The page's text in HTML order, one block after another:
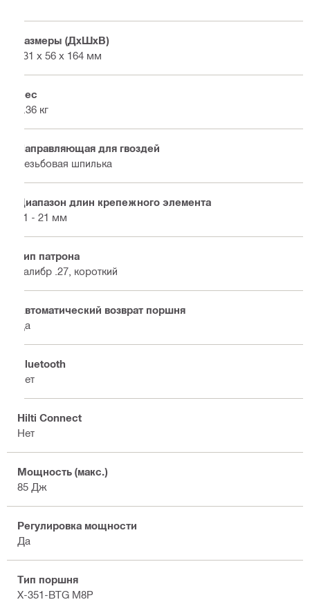
Размеры (ДхШхВ)
431 x 56 x 164 мм
Вес
2.36 кг
Направляющая для гвоздей
Резьбовая шпилька
Диапазон длин крепежного элемента
21 - 21 мм
Тип патрона
Калибр .27, короткий
Автоматический возврат поршня
Да
Bluetooth
Нет
Hilti Connect
Нет
Мощность (макс.)
85 Дж
Регулировка мощности
Да
Тип поршня
X-351-BTG M8P